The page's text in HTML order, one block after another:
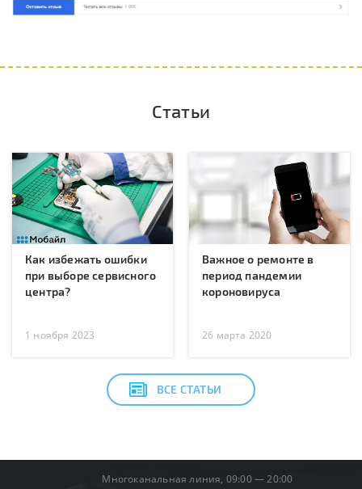
Статьи
Как избежать ошибки
при выборе сервисного
центра?
1 ноября 2023
Важное о ремонте в
период пандемии
короновируса
26 марта 2020
ВСЕ СТАТЬИ
Многоканальная линия, 09:00 — 20:00